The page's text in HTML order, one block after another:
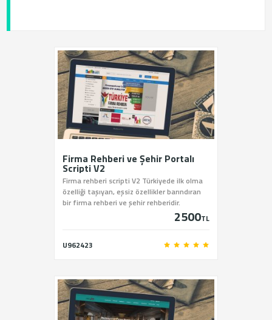
Firma Rehberi ve Şehir Portalı
Scripti V2
Firma rehberi scripti V2 Türkiyede ilk olma
özelliği taşıyan, eşsiz özellikler barındıran
bir firma rehberi ve şehir rehberidir.
2500TL
U962423